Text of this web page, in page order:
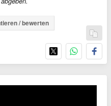
/ bewerten